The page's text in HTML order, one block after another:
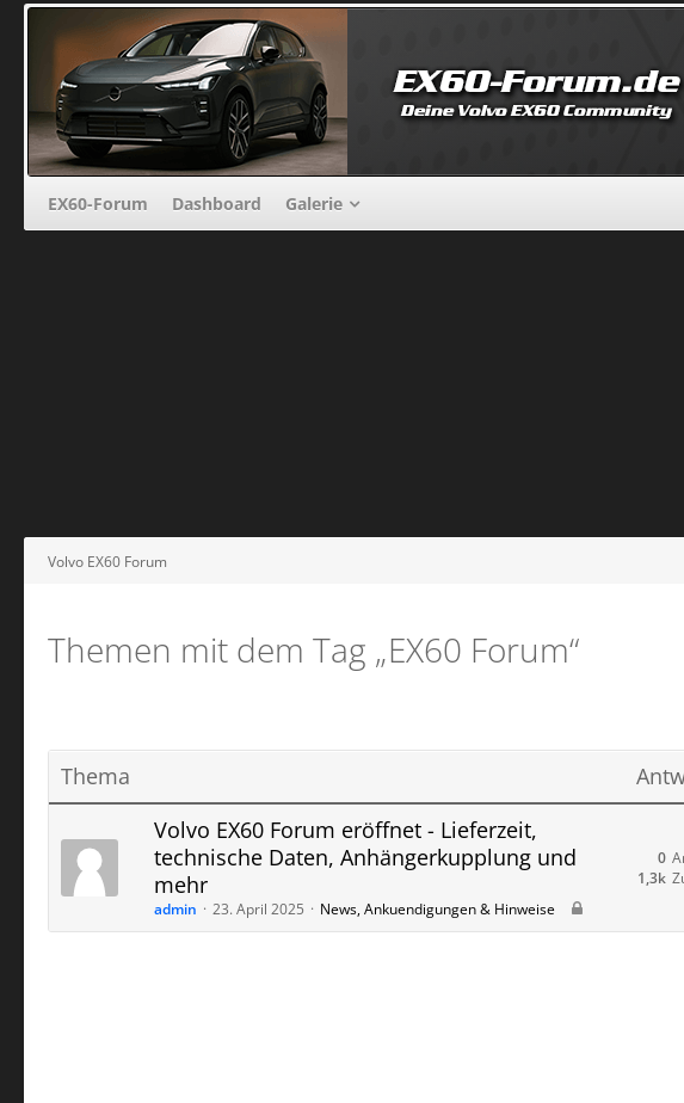
EX60-Forum Dashboard Galerie
Volvo EX60 Forum
Themen mit dem Tag „EX60 Forum“
Thema
Volvo EX60 Forum eröffnet - Lieferzeit,
technische Daten, Anhängerkupplung und
mehr
admin 23. April 2025 News, Ankuendigungen & Hinweise
0
1,3k